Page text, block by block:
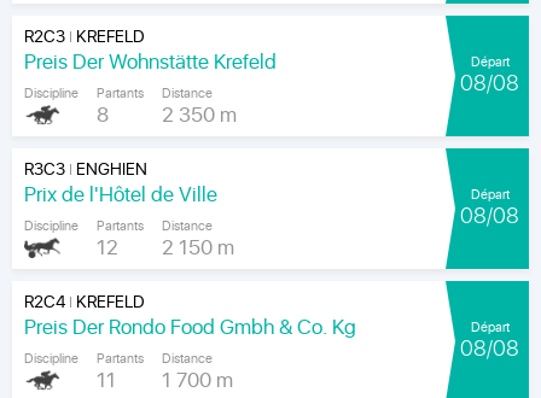
R2C3| KREFELD
Preis Der Wohnstätte Krefeld
Discipline Partants
8
Distance
2 350 m
Départ
08/08
R3C3| ENGHIEN
Prix de l'Hôtel de Ville
Discipline Partants
12
Distance
2 150 m
Départ
08/08
R2C4| KREFELD
Preis Der Rondo Food Gmbh & Co. Kg
Discipline Partants
11
Distance
1 700 m
Départ
08/08